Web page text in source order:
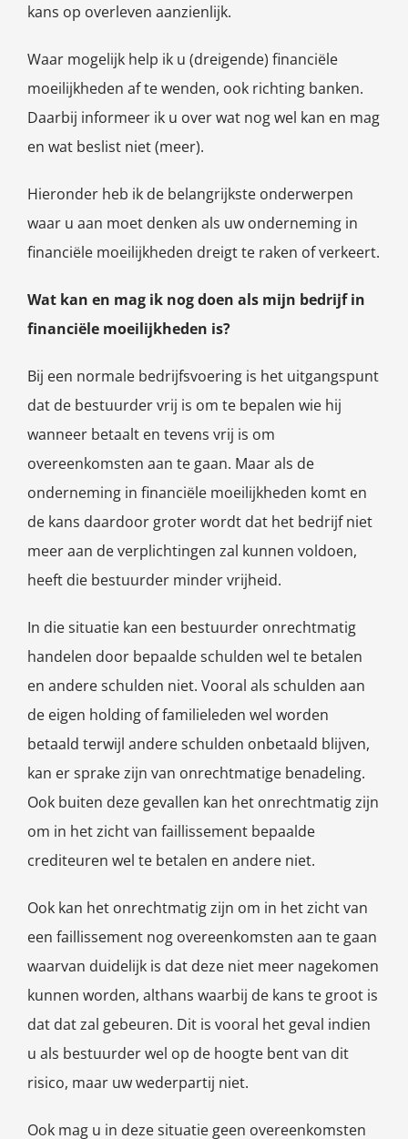
kans op overleven aanzienlijk.
Waar mogelijk help ik u (dreigende) financiële
moeilijkheden af te wenden, ook richting banken.
Daarbij informeer ik u over wat nog wel kan en mag
en wat beslist niet (meer).
Hieronder heb ik de belangrijkste onderwerpen
waar u aan moet denken als uw onderneming in
financiële moeilijkheden dreigt te raken of verkeert.
Wat kan en mag ik nog doen als mijn bedrijf in
financiële moeilijkheden is?
Bij een normale bedrijfsvoering is het uitgangspunt
dat de bestuurder vrij is om te bepalen wie hij
wanneer betaalt en tevens vrij is om
overeenkomsten aan te gaan. Maar als de
onderneming in financiële moeilijkheden komt en
de kans daardoor groter wordt dat het bedrijf niet
meer aan de verplichtingen zal kunnen voldoen,
heeft die bestuurder minder vrijheid.
In die situatie kan een bestuurder onrechtmatig
handelen door bepaalde schulden wel te betalen
en andere schulden niet. Vooral als schulden aan
de eigen holding of familieleden wel worden
betaald terwijl andere schulden onbetaald blijven,
kan er sprake zijn van onrechtmatige benadeling.
Ook buiten deze gevallen kan het onrechtmatig zijn
om in het zicht van faillissement bepaalde
crediteuren wel te betalen en andere niet.
Ook kan het onrechtmatig zijn om in het zicht van
een faillissement nog overeenkomsten aan te gaan
waarvan duidelijk is dat deze niet meer nagekomen
kunnen worden, althans waarbij de kans te groot is
dat dat zal gebeuren. Dit is vooral het geval indien
u als bestuurder wel op de hoogte bent van dit
risico, maar uw wederpartij niet.
Ook mag u in deze situatie geen overeenkomsten